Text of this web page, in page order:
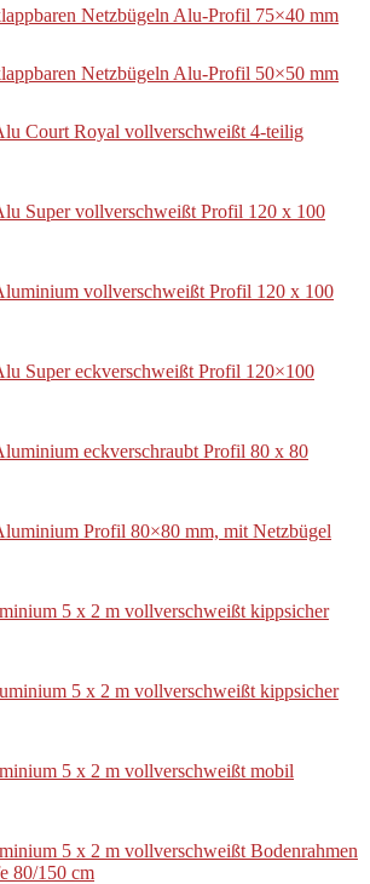
Netzbügeln Alu-Profil 75×40 mm
Netzbügeln Alu-Profil 50×50 mm
Court Royal vollverschweißt 4-teilig
Super vollverschweißt Profil 120 x 100
vollverschweißt Profil 120 x 100
Super eckverschweißt Profil 120×100
eckverschraubt Profil 80 x 80
Profil 80×80 mm, mit Netzbügel
5 x 2 m vollverschweißt kippsicher
5 x 2 m vollverschweißt kippsicher
5 x 2 m vollverschweißt mobil
5 x 2 m vollverschweißt Bodenrahmen
80/150 cm